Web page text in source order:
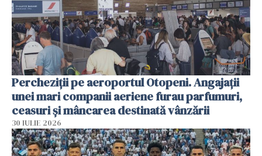
Percheziții pe aeroportul Otopeni. Angajații
unei mari companii aeriene furau parfumuri,
ceasuri și mâncarea destinată vânzării
30 IULIE 2026